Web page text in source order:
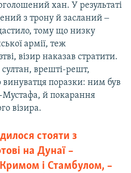
хан. У результаті
з трону й засланий ‒
тому що низку
армії, теж
візир наказав стратити.
врешті-решт,
поразки: ним був
й покарання
візира.
стояти з
на Дунаї –
і Стамбулом, –